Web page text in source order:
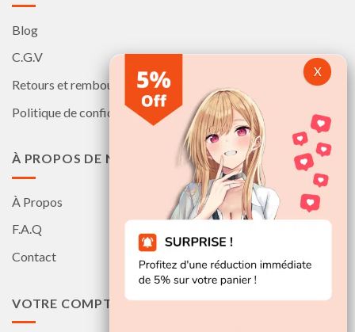
Blog
C.G.V
Retours et remboursements
Politique de confidentialité
À PROPOS DE NOUS
À Propos
F.A.Q
Contact
VOTRE COMPTE